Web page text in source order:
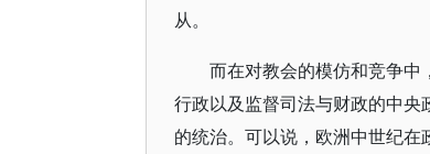
从。
而在对教会的模仿和竞争
行政以及监督司法与财政的中
的统治。可以说，欧洲中世纪